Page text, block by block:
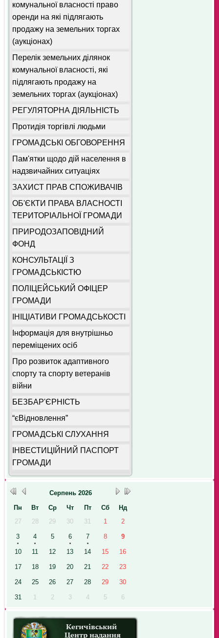
комунальної власності право
оренди на які підлягають
продажу на земельних торгах
(аукціонах)
Перелік земельних ділянок
комунальної власності, які
підлягають продажу на
земельних торгах (аукціонах)
РЕГУЛЯТОРНА ДІЯЛЬНІСТЬ
Протидія торгівлі людьми
ГРОМАДСЬКІ ОБГОВОРЕННЯ
Пам'ятки щодо дій населення в
надзвичайних ситуаціях
ЗАХИСТ ПРАВ СПОЖИВАЧІВ
ОБ'ЄКТИ ПРАВА ВЛАСНОСТІ
ТЕРИТОРІАЛЬНОЇ ГРОМАДИ
ПРИРОДОЗАПОВІДНИЙ
ФОНД
КОНСУЛЬТАЦІЇ З
ГРОМАДСЬКІСТЮ
ПОЛІЦЕЙСЬКИЙ ОФІЦЕР
ГРОМАДИ
ІНІЦІАТИВИ ГРОМАДСЬКОСТІ
Інформація для внутрішньо
переміщених осіб
Про розвиток адаптивного
спорту та спорту ветеранів
війни
БЕЗБАР'ЄРНІСТЬ
“єВідновлення”
ГРОМАДСЬКІ СЛУХАННЯ
ІНВЕСТИЦІЙНИЙ ПАСПОРТ
ГРОМАДИ
Серпень 2026
Пн
Вт Ср Чт Пт Сб
Нд
27
28 29 30 31 1 2
3 4 5 6 7 8 9
10 11 12 13 14 15 16
17 18 19 20 21 22 23
24 25 26 27 28 29 30
31 1 2 3 4 5 6